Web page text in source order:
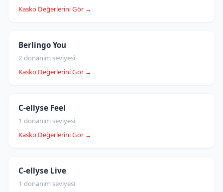
Kasko Değerlerini Gör →
Berlingo You
2 donanım seviyesi
Kasko Değerlerini Gör →
C-ellyse Feel
1 donanım seviyesi
Kasko Değerlerini Gör →
C-ellyse Live
1 donanım seviyesi